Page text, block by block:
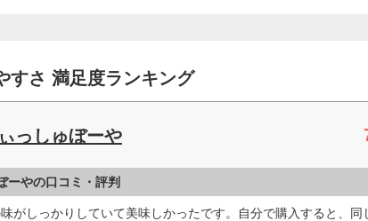
すさ 満足度ランキング
っしゅぼーや
ーやの口コミ・評判
がしっかりしていて美味しかったです。自分で購入すると、同